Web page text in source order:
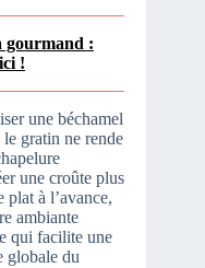
gourmand :
!
une béchamel
gratin ne rende
une croûte plus
à l’avance,
ambiante
qui facilite une
globale du